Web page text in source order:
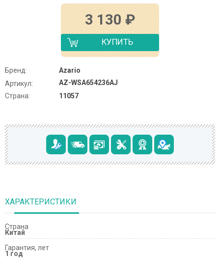
3 130 ₽
КУПИТЬ
Бренд:
Azario
Артикул:
AZ-WSA654236AJ
Страна:
11057
ХАРАКТЕРИСТИКИ
Страна
Китай
Гарантия, лет
1 год